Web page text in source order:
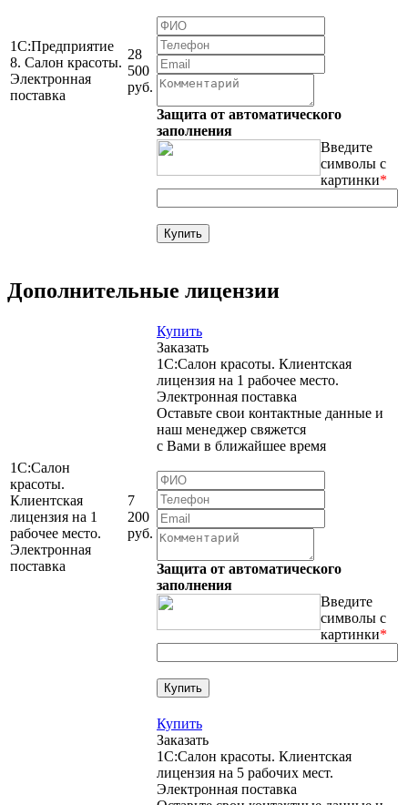
1С:Предприятие
8. Салон красоты.
Электронная
поставка
28
500
руб.
Защита от автоматического
заполнения
Введите
символы с
картинки*
Дополнительные лицензии
1С:Салон
красоты.
Клиентская
лицензия на 1
рабочее место.
Электронная
поставка
7
200
руб.
Купить
Заказать
1С:Салон красоты. Клиентская
лицензия на 1 рабочее место.
Электронная поставка
Оставьте свои контактные данные и
наш менеджер свяжется
с Вами в ближайшее время
Защита от автоматического
заполнения
Введите
символы с
картинки*
Купить
Заказать
1С:Салон красоты. Клиентская
лицензия на 5 рабочих мест.
Электронная поставка